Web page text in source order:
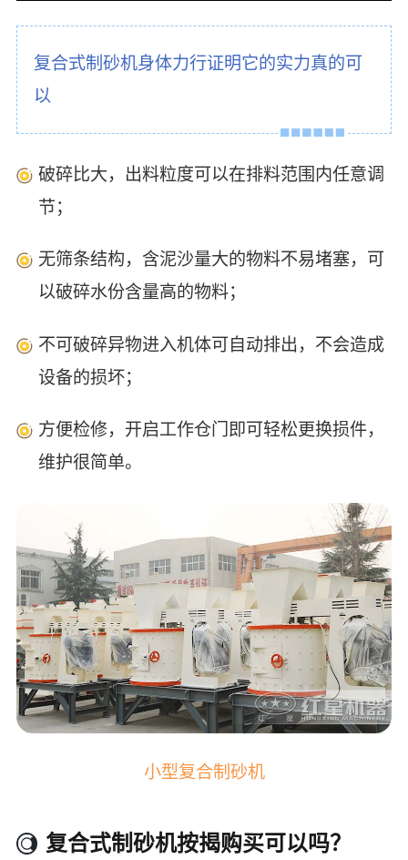
复合式制砂机身体力行证明它的实力真的可
以
破碎比大，出料粒度可以在排料范围内任意调
节；
无筛条结构，含泥沙量大的物料不易堵塞，可
以破碎水份含量高的物料；
不可破碎异物进入机体可自动排出，不会造成
设备的损坏；
方便检修，开启工作仓门即可轻松更换损件，
维护很简单。
小型复合制砂机
复合式制砂机按揭购买可以吗？